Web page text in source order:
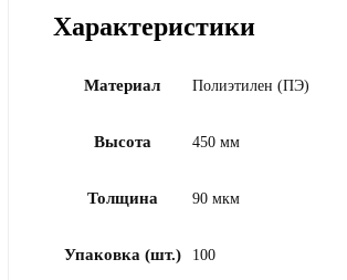
Характеристики
Материал Полиэтилен (ПЭ)
Высота 450 мм
Толщина 90 мкм
Упаковка (шт.) 100